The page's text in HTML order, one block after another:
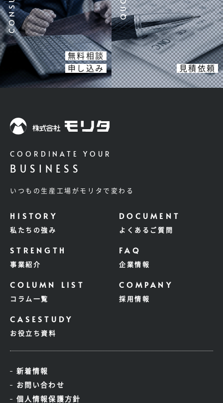
無料相談
申し込み
見積依頼
COORDINATE YOUR
BUSINESS
いつもの生産工場がモリタで変わる
私たちの強み
事業紹介
コラム一覧
お役立ち資料
よくあるご質問
企業情報
採用情報
新着情報
お問い合わせ
個人情報保護方針